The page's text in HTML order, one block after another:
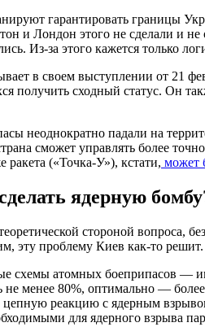
гарантировать границы
и Лондон этого не сделали и
Из-за этого кажется только
в своем выступлении от 21
получить сходный статус. Он
неоднократно падали на
сможет управлять более
(«Точка-У»), кстати, может
ядерную
стороной вопроса,
эту проблему Киев как-то решит.
схемы атомных боеприпасов —
не менее 80%, оптимально —
цепную реакцию с ядерным
для ядерного взрыва